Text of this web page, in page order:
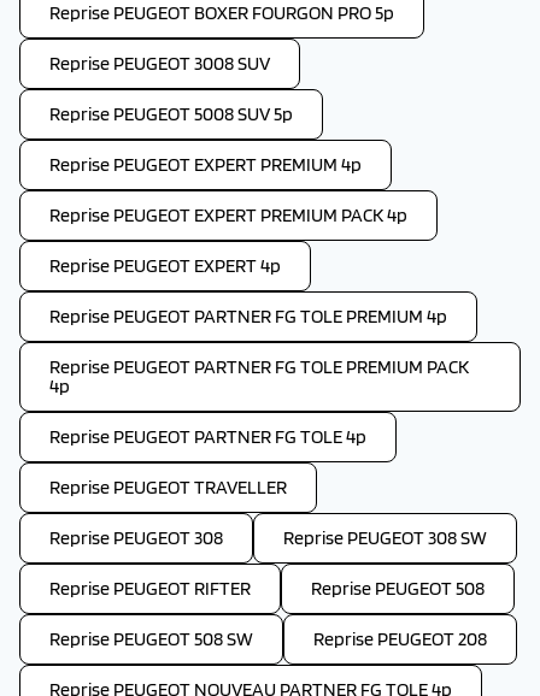
Reprise PEUGEOT BOXER FOURGON PRO 5p
Reprise PEUGEOT 3008 SUV
Reprise PEUGEOT 5008 SUV 5p
Reprise PEUGEOT EXPERT PREMIUM 4p
Reprise PEUGEOT EXPERT PREMIUM PACK 4p
Reprise PEUGEOT EXPERT 4p
Reprise PEUGEOT PARTNER FG TOLE PREMIUM 4p
Reprise PEUGEOT PARTNER FG TOLE PREMIUM PACK
4p
Reprise PEUGEOT PARTNER FG TOLE 4p
Reprise PEUGEOT TRAVELLER
Reprise PEUGEOT 308 Reprise PEUGEOT 308 SW
Reprise PEUGEOT RIFTER Reprise PEUGEOT 508
Reprise PEUGEOT 508 SW Reprise PEUGEOT 208
Reprise PEUGEOT NOUVEAU PARTNER FG TOLE 4p